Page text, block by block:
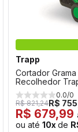
Trapp
Cortador
Recolhedor
0.0/0
R$ 821,24R$
R$ 679,99
ou até 10x de